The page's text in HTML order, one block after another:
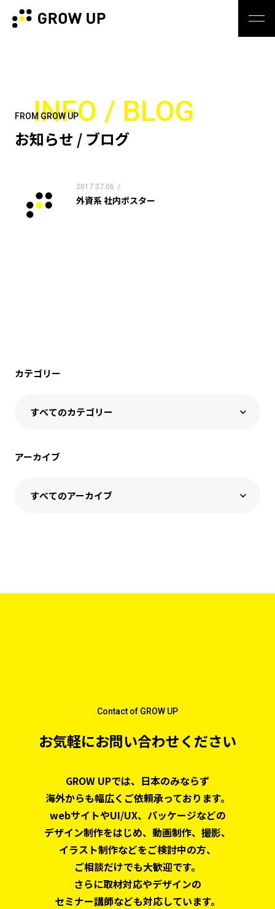
お知らせ / ブログ
FROM GROW UP
INFO / BLOG
2017.07.06 /
外資系 社内ポスター
カテゴリー
アーカイブ
お気軽にお問い合わせください
Contact of GROW UP
GROW UPでは、日本のみならず
海外からも幅広くご依頼承っております。
webサイトやUI/UX、パッケージなどの
デザイン制作をはじめ、 動画制作、撮影、
イラスト制作などをご検討中の方、
ご相談だけでも大歓迎です。
さらに取材対応やデザインの
セミナー講師なども対応しています。